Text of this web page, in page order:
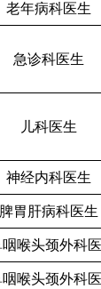
老年病科医生
急诊科医生
儿科医生
神经内科医生
胃肝病科医生
喉头颈外科
喉头颈外科